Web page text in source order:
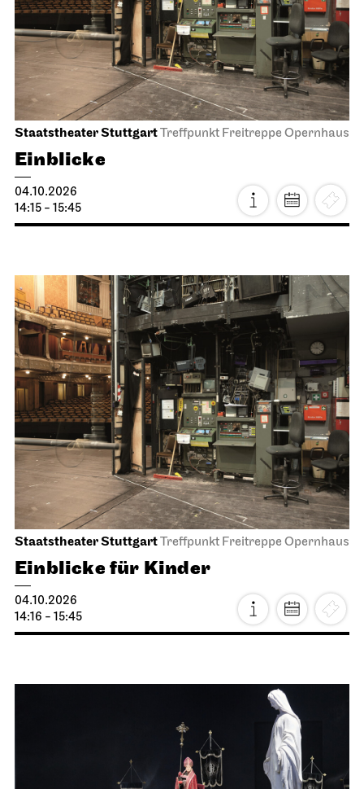
Staatstheater StuttgartTreffpunkt Freitreppe Opernhaus
Einblicke
04.10.2026
14:15 - 15:45
Staatstheater StuttgartTreffpunkt Freitreppe Opernhaus
Einblicke für Kinder
04.10.2026
14:16 - 15:45